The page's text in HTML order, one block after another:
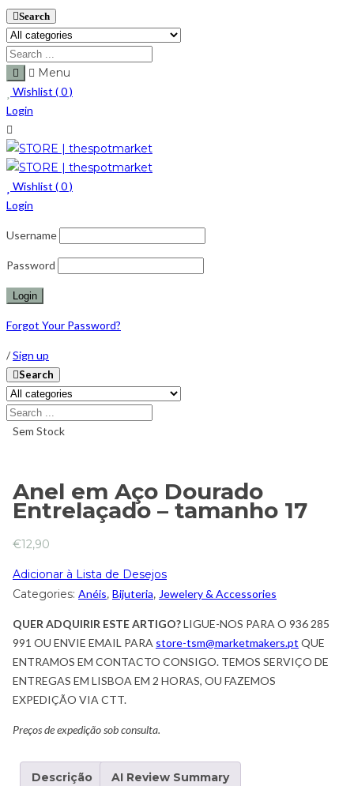
Search
Menu
Wishlist (0)
Login
Wishlist (0)
Login
Username
Password
Forgot Your Password?
/Sign up
Search
Sem Stock
Anel em Aço Dourado
Entrelaçado – tamanho 17
€12,90
Adicionar à Lista de Desejos
Categories: Anéis, Bijuteria, Jewelery & Accessories
QUER ADQUIRIR ESTE ARTIGO?LIGUE-NOS PARA O 936 285
991 OU ENVIE EMAIL PARA store-tsm@marketmakers.pt QUE
ENTRAMOS EM CONTACTO CONSIGO. TEMOS SERVIÇO DE
ENTREGAS EM LISBOA EM 2 HORAS, OU FAZEMOS
EXPEDIÇÃO VIA CTT.
Preços de expedição sob consulta.
Descrição AI Review Summary